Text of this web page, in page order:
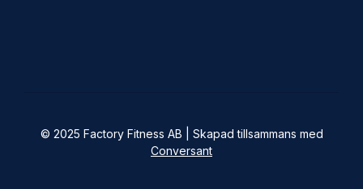
© 2025 Factory Fitness AB | Skapad tillsammans med
Conversant